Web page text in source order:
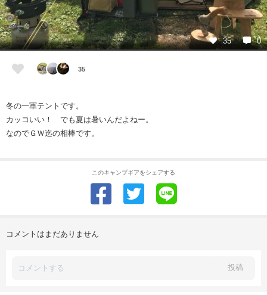
35 0
35
冬の一軍テントです。
カッコいい！ でも夏は暑いんだよねー。
なのでＧＷ迄の相棒です。
このキャンプギアをシェアする
コメントはまだありません
投稿